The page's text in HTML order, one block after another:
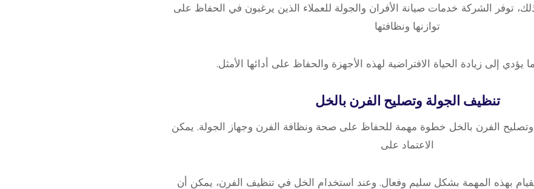
توفر الشركة خدمات صيانة الأفران والجولة للعملاء الذين يرغبون في الحفاظ على
توازنها ونظافتها
إلى زيادة الحياة الافتراضية لهذه الأجهزة والحفاظ على أدائها الأمثل.
تنظيف الجولة وتصليح الفرن بالخل
وتصليح الفرن بالخل خطوة مهمة للحفاظ على صحة ونظافة الفرن وجهاز الجولة. يمكن
الاعتماد على
بهذه المهمة بشكل سليم وفعال. وعند استخدام الخل في تنظيف الفرن، يمكن أن